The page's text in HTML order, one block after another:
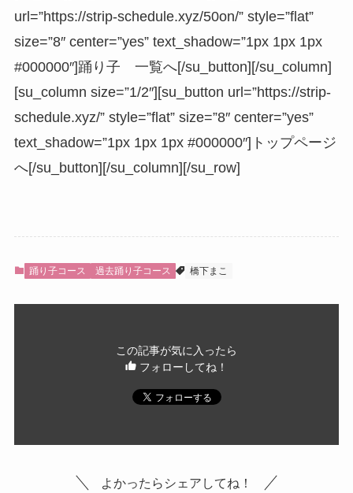
url=”https://strip-schedule.xyz/50on/” style=”flat”
size=”8″ center=”yes” text_shadow=”1px 1px 1px
#000000″]踊り子 一覧へ[/su_button][/su_column]
[su_column size=”1/2″][su_button url=”https://strip-
schedule.xyz/” style=”flat” size=”8″ center=”yes”
text_shadow=”1px 1px 1px #000000″]トップページ
へ[/su_button][/su_column][/su_row]
踊り子コース 過去踊り子コース 橋下まこ
この記事が気に入ったら
フォローしてね！
よかったらシェアしてね！